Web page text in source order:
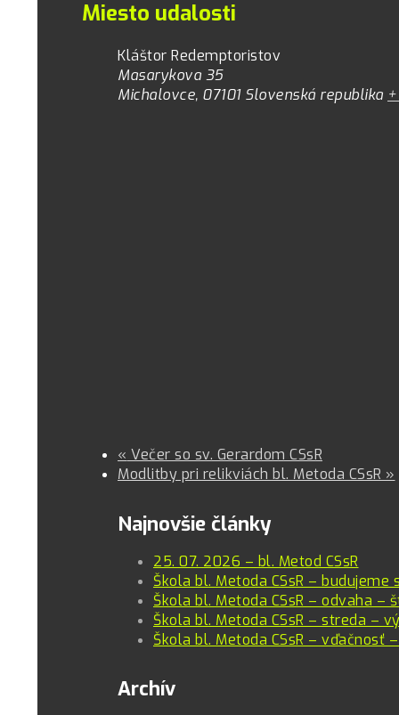
Miesto udalosti
Kláštor Redemptoristov
Masarykova 35
Michalovce, 07101 Slovenská republika
« Večer so sv. Gerardom CSsR
Modlitby pri relikviách bl. Metoda CSsR »
Najnovšie články
25. 07. 2026 – bl. Metod CSsR
Škola bl. Metoda CSsR –
Škola bl. Metoda CSsR – odvaha –
Škola bl. Metoda CSsR – streda –
Škola bl. Metoda CSsR – vďačnosť
Archív